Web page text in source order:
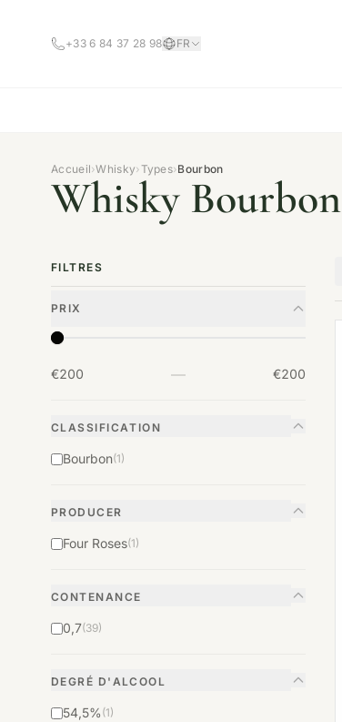
+33 6 84 37 28 98 FR
Accueil›Whisky›Types›Bourbon
Whisky Bourbon
FILTRES
PRIX
€200 — €200
CLASSIFICATION
Bourbon(1)
PRODUCER
Four Roses(1)
CONTENANCE
0,7(39)
DEGRÉ D'ALCOOL
54,5% (1)